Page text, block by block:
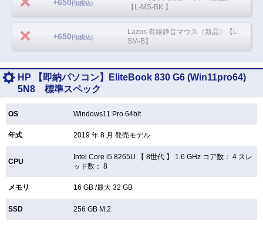
+650 円(税込)
【L-MS-BK 】
+650 円(税込)
Lazos 有線静音マウス（新品）【L-
SM-B】
HP 【即納パソコン】EliteBook 830 G6 (Win11pro64)
5N8 標準スペック
OS Windows11 Pro 64bit
年式 2019 年 8 月 発売モデル
CPU
Intel Core i5 8265U 【8世代 】 1.6 GHz コア数： 4 スレ
ッド数： 8
メモリ 16 GB /最大 32 GB
SSD 256 GB M.2